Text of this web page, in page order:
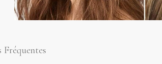
Fréquentes